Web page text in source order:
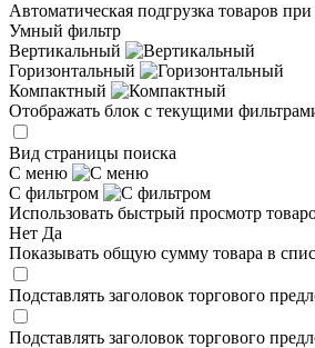
Автоматическая подгрузка товаров
Умный фильтр
Вертикальный
Горизонтальный
Компактный
Отображать блок с текущими
Вид страницы поиска
С меню
С фильтром
Использовать быстрый просмотр
Нет Да
Показывать общую сумму товара в
Подставлять заголовок торгового
Подставлять заголовок торгового